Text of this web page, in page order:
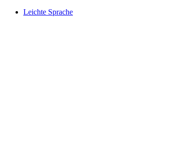
Leichte Sprache